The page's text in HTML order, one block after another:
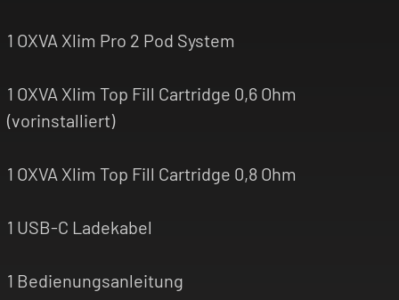
1 OXVA Xlim Pro 2 Pod System
1 OXVA Xlim Top Fill Cartridge 0,6 Ohm
(vorinstalliert)
1 OXVA Xlim Top Fill Cartridge 0,8 Ohm
1 USB-C Ladekabel
1 Bedienungsanleitung